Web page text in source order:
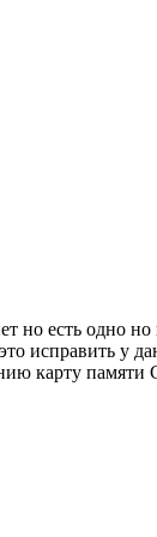
но есть одно
исправить у
карту памяти